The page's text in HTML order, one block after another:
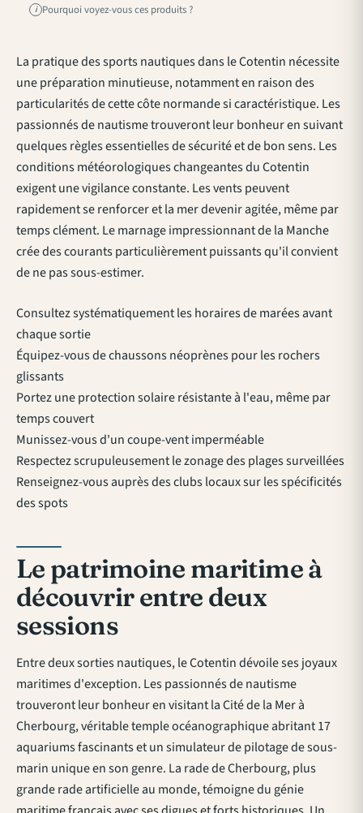
i Pourquoi voyez-vous ces produits ?
La pratique des sports nautiques dans le Cotentin nécessite
une préparation minutieuse, notamment en raison des
particularités de cette côte normande si caractéristique. Les
passionnés de nautisme trouveront leur bonheur en suivant
quelques règles essentielles de sécurité et de bon sens. Les
conditions météorologiques changeantes du Cotentin
exigent une vigilance constante. Les vents peuvent
rapidement se renforcer et la mer devenir agitée, même par
temps clément. Le marnage impressionnant de la Manche
crée des courants particulièrement puissants qu'il convient
de ne pas sous-estimer.
Consultez systématiquement les horaires de marées avant
chaque sortie
Équipez-vous de chaussons néoprènes pour les rochers
glissants
Portez une protection solaire résistante à l'eau, même par
temps couvert
Munissez-vous d'un coupe-vent imperméable
Respectez scrupuleusement le zonage des plages surveillées
Renseignez-vous auprès des clubs locaux sur les spécificités
des spots
Le patrimoine maritime à
découvrir entre deux
sessions
Entre deux sorties nautiques, le Cotentin dévoile ses joyaux
maritimes d'exception. Les passionnés de nautisme
trouveront leur bonheur en visitant la Cité de la Mer à
Cherbourg, véritable temple océanographique abritant 17
aquariums fascinants et un simulateur de pilotage de sous-
marin unique en son genre. La rade de Cherbourg, plus
grande rade artificielle au monde, témoigne du génie